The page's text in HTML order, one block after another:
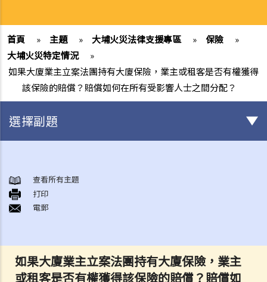
首頁 » 主題 » 大埔火災法律支援專區 » 保險
»
大埔火災特定情況
»
如果大廈業主立案法團持有大廈保險，業主或租客是否有權獲得
該保險的賠償？賠償如何在所有受影響人士之間分配？
如果大廈業主立案法團持有大廈保險，業主
或租客是否有權獲得該保險的賠償？賠償如
選擇副題
A. 火葬
B. 骨灰安置所（靈灰安置所）
C. 土葬
E. 骨灰撒海
F. 遺體／骨殖／骨灰出入香港
人身傷亡
查看所有主題
打印
電郵